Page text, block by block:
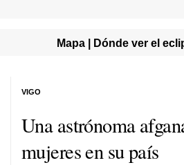
Mapa | Dónde ver el
Una astrónoma
mujeres en su país
VIGO